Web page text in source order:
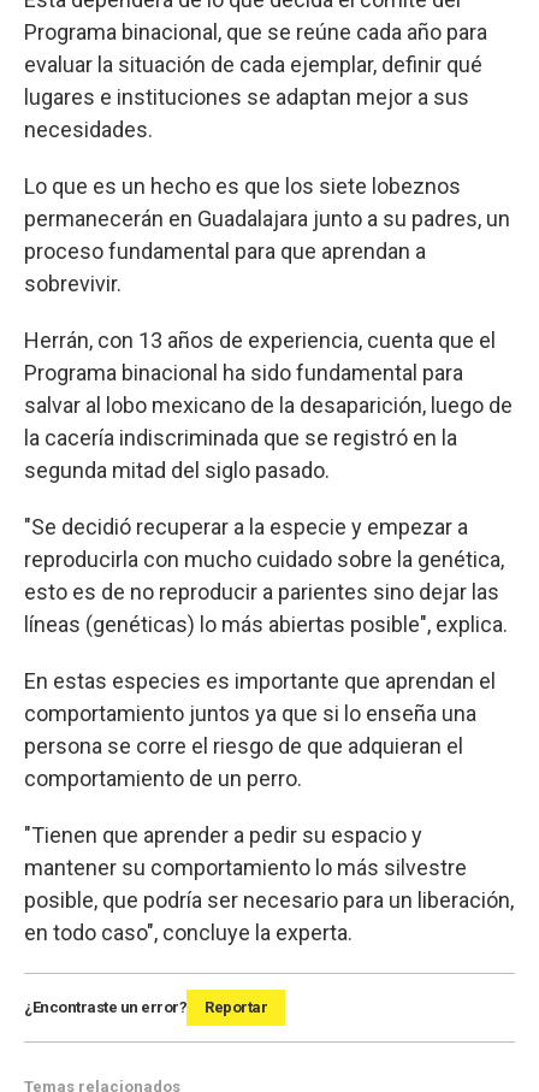
Programa binacional, que se reúne cada año para
evaluar la situación de cada ejemplar, definir qué
lugares e instituciones se adaptan mejor a sus
necesidades.
Lo que es un hecho es que los siete lobeznos
permanecerán en Guadalajara junto a su padres, un
proceso fundamental para que aprendan a
sobrevivir.
Herrán, con 13 años de experiencia, cuenta que el
Programa binacional ha sido fundamental para
salvar al lobo mexicano de la desaparición, luego de
la cacería indiscriminada que se registró en la
segunda mitad del siglo pasado.
"Se decidió recuperar a la especie y empezar a
reproducirla con mucho cuidado sobre la genética,
esto es de no reproducir a parientes sino dejar las
líneas (genéticas) lo más abiertas posible", explica.
En estas especies es importante que aprendan el
comportamiento juntos ya que si lo enseña una
persona se corre el riesgo de que adquieran el
comportamiento de un perro.
"Tienen que aprender a pedir su espacio y
mantener su comportamiento lo más silvestre
posible, que podría ser necesario para un liberación,
en todo caso", concluye la experta.
¿Encontraste un error? Reportar
Temas relacionados